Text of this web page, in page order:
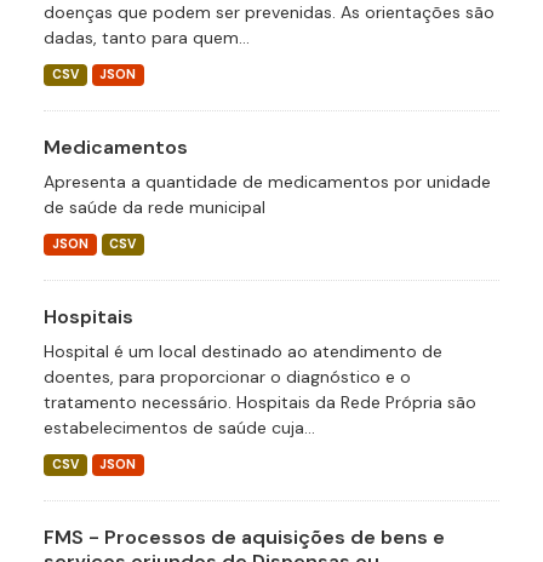
doenças que podem ser prevenidas. As orientações são
dadas, tanto para quem...
CSV JSON
Medicamentos
Apresenta a quantidade de medicamentos por unidade
de saúde da rede municipal
JSON CSV
Hospitais
Hospital é um local destinado ao atendimento de
doentes, para proporcionar o diagnóstico e o
tratamento necessário. Hospitais da Rede Própria são
estabelecimentos de saúde cuja...
CSV JSON
FMS - Processos de aquisições de bens e